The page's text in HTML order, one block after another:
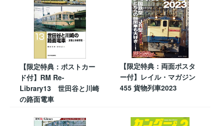
【限定特典：ポストカー
ド付】RM Re-
Library13 世田谷と川崎
の路面電車
【限定特典：両面ポスタ
ー付】レイル・マガジン
455 貨物列車2023